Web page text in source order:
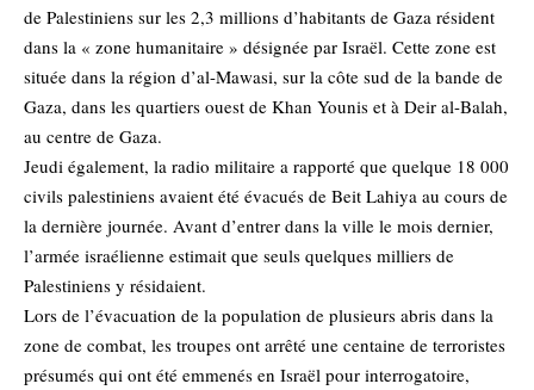
de Palestiniens sur les 2,3 millions d’habitants de Gaza résident
dans la « zone humanitaire » désignée par Israël. Cette zone est
située dans la région d’al-Mawasi, sur la côte sud de la bande de
Gaza, dans les quartiers ouest de Khan Younis et à Deir al-Balah,
au centre de Gaza.
Jeudi également, la radio militaire a rapporté que quelque 18 000
civils palestiniens avaient été évacués de Beit Lahiya au cours de
la dernière journée. Avant d’entrer dans la ville le mois dernier,
l’armée israélienne estimait que seuls quelques milliers de
Palestiniens y résidaient.
Lors de l’évacuation de la population de plusieurs abris dans la
zone de combat, les troupes ont arrêté une centaine de terroristes
présumés qui ont été emmenés en Israël pour interrogatoire,